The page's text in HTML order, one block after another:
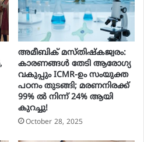
അമീബിക് മസ്തിഷ്കജ്വരം:
കാരണങ്ങൾ തേടി ആരോഗ്യ
വകുപ്പും ICMR-ഉം സംയുക്ത
പഠനം തുടങ്ങി; മരണനിരക്ക്
99% ൽ നിന്ന് 24% ആയി
കുറച്ചു!
October 28, 2025